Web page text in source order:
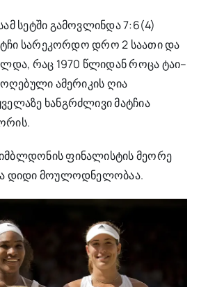
სეტში გამოვლინდა 7:6(4)
სარეკორდო დრო 2 საათი და
რაც 1970 წლიდან როცა ტაი–
ამერიკის ღია
ხანგრძლივი მატჩია
ფინალისტის მეორე
დიდი მოულოდნელობაა.